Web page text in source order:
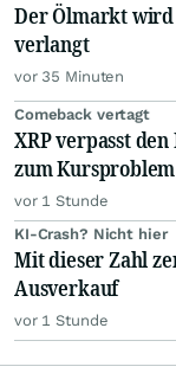
Der Ölmarkt wird
verlangt
vor 35 Minuten
Comeback vertagt
XRP verpasst
zum Kursproblem
vor 1 Stunde
KI-Crash? Nicht hier
Mit dieser Zahl
Ausverkauf
vor 1 Stunde